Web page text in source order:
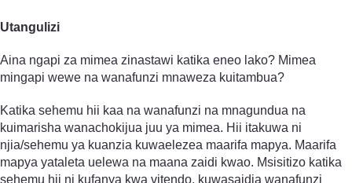
Utangulizi
Aina ngapi za mimea zinastawi katika eneo lako? Mimea
mingapi wewe na wanafunzi mnaweza kuitambua?
Katika sehemu hii kaa na wanafunzi na mnagundua na
kuimarisha wanachokijua juu ya mimea. Hii itakuwa ni
njia/sehemu ya kuanzia kuwaelezea maarifa mapya. Maarifa
mapya yataleta uelewa na maana zaidi kwao. Msisitizo katika
sehemu hii ni kufanya kwa vitendo, kuwasaidia wanafunzi